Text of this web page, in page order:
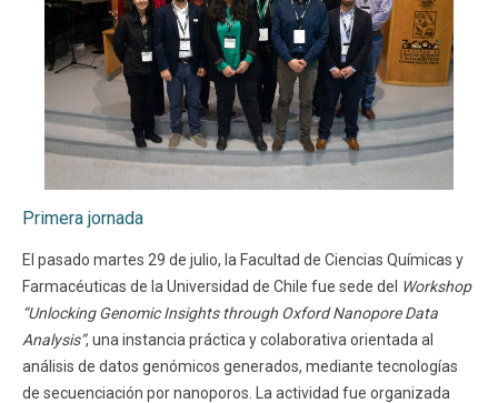
Primera jornada
El pasado martes 29 de julio, la Facultad de Ciencias Químicas y
Farmacéuticas de la Universidad de Chile fue sede del Workshop
“Unlocking Genomic Insights through Oxford Nanopore Data
Analysis”, una instancia práctica y colaborativa orientada al
análisis de datos genómicos generados, mediante tecnologías
de secuenciación por nanoporos. La actividad fue organizada